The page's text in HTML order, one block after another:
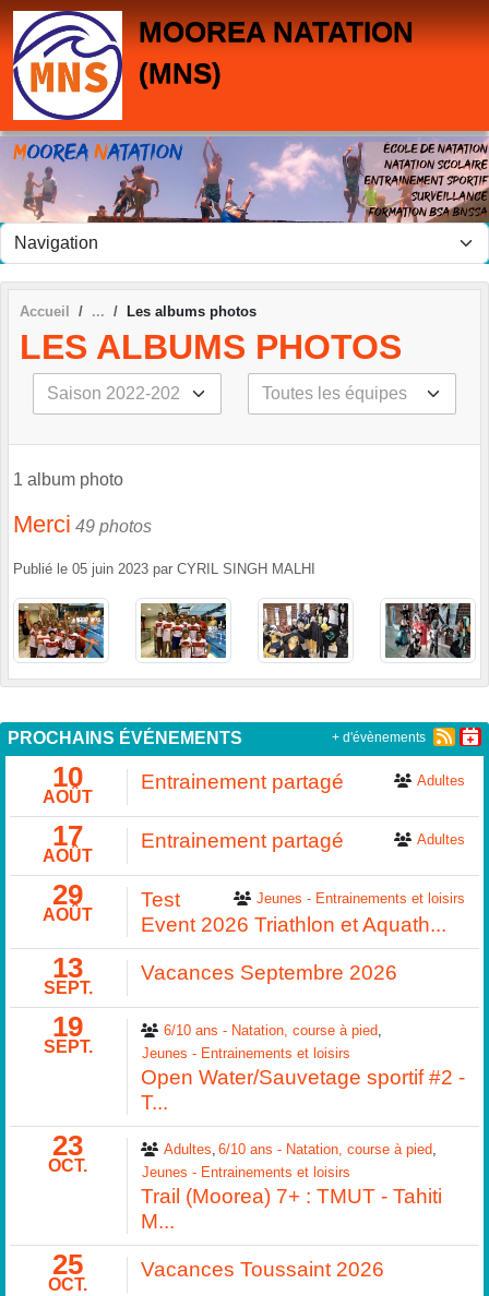
MOOREA NATATION
(MNS)
Accueil Les albums photos
LES ALBUMS PHOTOS
1 album photo
Merci 49 photos
Publié le 05 juin 2023 par CYRIL SINGH MALHI
PROCHAINS ÉVÉNEMENTS
10
AOÛT
Adultes
Entrainement partagé
17
AOÛT
Adultes
Entrainement partagé
29
AOÛT
Jeunes - Entrainements et loisirs
Test
Event 2026 Triathlon et Aquath...
13
SEPT.
Vacances Septembre 2026
19
SEPT.
6/10 ans - Natation, course à pied
Jeunes - Entrainements et loisirs
Open Water/Sauvetage sportif #2 -
T...
23
OCT.
Adultes 6/10 ans - Natation, course à pied
Jeunes - Entrainements et loisirs
Trail (Moorea) 7+ : TMUT - Tahiti
M...
25
OCT.
Vacances Toussaint 2026
+ d'évènements
Panneau de gestion des cookies